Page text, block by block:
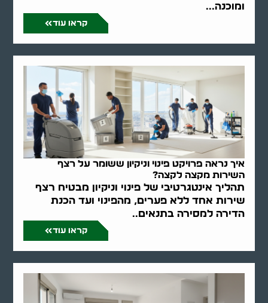
ומוכנה...
קראו עוד
איך נראה פרויקט פינוי וניקיון ששומר על רצף
השירות מקצה לקצה?
תהליך אינטגרטיבי של פינוי וניקיון מבטיח רצף
שירות אחד ללא פערים, מהפינוי ועד הכנת
הדירה למסירה בתנאים..
קראו עוד